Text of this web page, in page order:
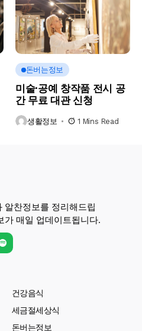
돈버는정보
미술·공예 창작품 전시 공
간 무료 대관 신청
생활정보 1 Mins Read
알찬정보를 정리해드립
가 매일 업데이트됩니다.
건강음식
세금절세상식
돈버는정보